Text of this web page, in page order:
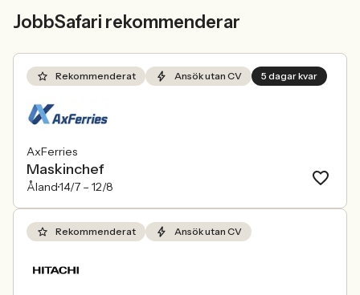
JobbSafari rekommenderar
Rekommenderat Ansök utan CV 5 dagar kvar
AxFerries
Maskinchef
Åland14/7 – 12/8
Rekommenderat Ansök utan CV